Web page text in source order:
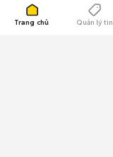
Trang chủ Quản lý tin